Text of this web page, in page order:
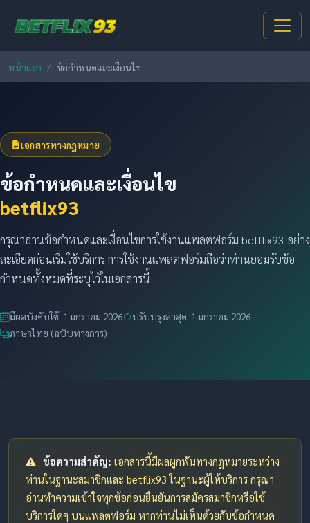
หน้าแรก ข้อกำหนดและเงื่อนไข
เอกสารทางกฎหมาย
ข้อกำหนดและเงื่อนไข
betflix93
กรุณาอ่านข้อกำหนดและเงื่อนไขการใช้งานแพลตฟอร์ม betflix93 อย่าง
ละเอียดก่อนเริ่มใช้บริการ การใช้งานแพลตฟอร์มถือว่าท่านยอมรับข้อ
กำหนดทั้งหมดที่ระบุไว้ในเอกสารนี้
มีผลบังคับใช้: 1 มกราคม 2026
ปรับปรุงล่าสุด: 1 มกราคม 2026
ภาษาไทย (ฉบับทางการ)
ข้อความสำคัญ: เอกสารนี้มีผลผูกพันทางกฎหมายระหว่าง
ท่านในฐานะสมาชิกและ betflix93 ในฐานะผู้ให้บริการ กรุณา
อ่านทำความเข้าใจทุกข้อก่อนยืนยันการสมัครสมาชิกหรือใช้
บริการใดๆ บนแพลตฟอร์ม หากท่านไม่เห็นด้วยกับข้อกำหนด